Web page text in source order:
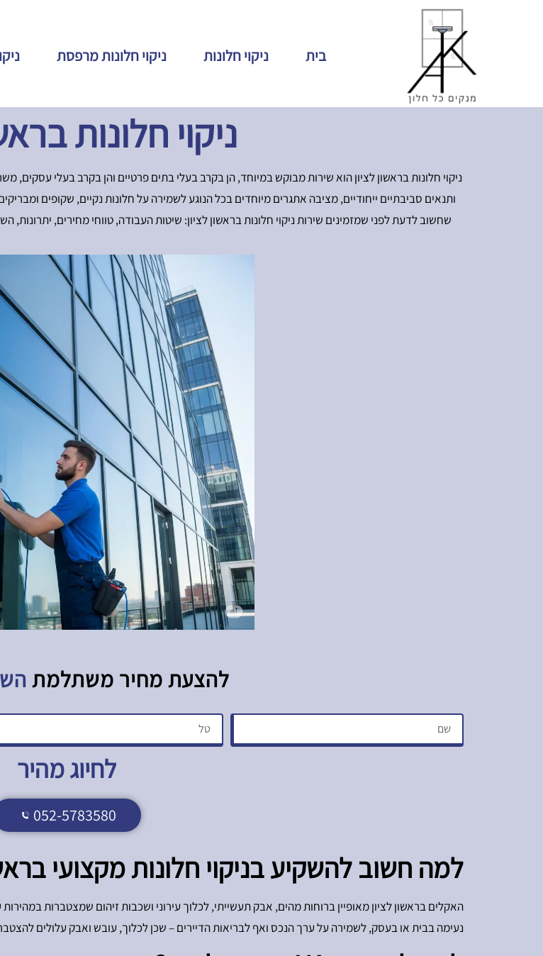
בית ניקוי חלונות ניקוי חלונות מרפסת
ניקוי חלונות
ניקוי חלונות בראשון לציון הוא שירות מבוקש במיוחד, הן בקרב בעלי בתים פרטיים והן בקרב בעלי עסקים,
ותנאים סביבתיים ייחודיים, מציבה אתגרים מיוחדים בכל הנוגע לשמירה על חלונות נקיים, שקופים
שחשוב לדעת לפני שמזמינים שירות ניקוי חלונות בראשון לציון: שיטות העבודה, טווחי מחירים, יתרונות,
להצעת מחיר משתלמת​
לחיוג מהיר
052-5783580
למה חשוב להשקיע בניקוי חלונות מקצועי
האקלים בראשון לציון מאופיין ברוחות מהים, אבק תעשייתי, לכלוך עירוני ושכבות זיהום שמצטברות
נעימה בבית או בעסק, לשמירה על ערך הנכס ואף לבריאות הדיירים – שכן לכלוך, עובש ואבק עלולים